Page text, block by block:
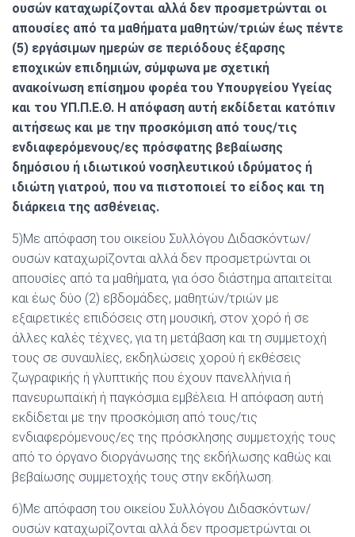
ουσών καταχωρίζονται αλλά δεν προσμετρώνται οι
απουσίες από τα μαθήματα μαθητών/τριών έως πέντε
(5) εργάσιμων ημερών σε περιόδους έξαρσης
εποχικών επιδημιών, σύμφωνα με σχετική
ανακοίνωση επίσημου φορέα του Υπουργείου Υγείας
και του ΥΠ.Π.Ε.Θ. Η απόφαση αυτή εκδίδεται κατόπιν
αιτήσεως και με την προσκόμιση από τους/τις
ενδιαφερόμενους/ες πρόσφατης βεβαίωσης
δημόσιου ή ιδιωτικού νοσηλευτικού ιδρύματος ή
ιδιώτη γιατρού, που να πιστοποιεί το είδος και τη
διάρκεια της ασθένειας.
5)Με απόφαση του οικείου Συλλόγου Διδασκόντων/
ουσών καταχωρίζονται αλλά δεν προσμετρώνται οι
απουσίες από τα μαθήματα, για όσο διάστημα απαιτείται
και έως δύο (2) εβδομάδες, μαθητών/τριών με
εξαιρετικές επιδόσεις στη μουσική, στον χορό ή σε
άλλες καλές τέχνες, για τη μετάβαση και τη συμμετοχή
τους σε συναυλίες, εκδηλώσεις χορού ή εκθέσεις
ζωγραφικής ή γλυπτικής που έχουν πανελλήνια ή
πανευρωπαϊκή ή παγκόσμια εμβέλεια. Η απόφαση αυτή
εκδίδεται με την προσκόμιση από τους/τις
ενδιαφερόμενους/ες της πρόσκλησης συμμετοχής τους
από το όργανο διοργάνωσης της εκδήλωσης καθώς και
βεβαίωσης συμμετοχής τους στην εκδήλωση.
6)Με απόφαση του οικείου Συλλόγου Διδασκόντων/
ουσών καταχωρίζονται αλλά δεν προσμετρώνται οι